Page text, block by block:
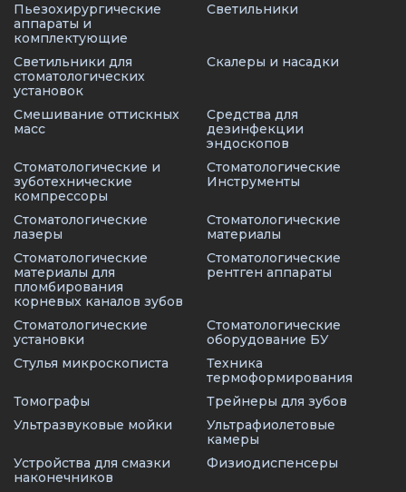
Пьезохирургические
аппараты и
комплектующие
Светильники
Светильники для
стоматологических
установок
Скалеры и насадки
Смешивание оттискных
масс
Средства для
дезинфекции
эндоскопов
Стоматологические и
зуботехнические
компрессоры
Стоматологические
Инструменты
Стоматологические
лазеры
Стоматологические
материалы
Стоматологические
материалы для
пломбирования
корневых каналов зубов
Стоматологические
рентген аппараты
Стоматологические
установки
Стоматологические
оборудование БУ
Стулья микроскописта
Техника
термоформирования
Томографы
Трейнеры для зубов
Ультразвуковые мойки
Ультрафиолетовые
камеры
Устройства для смазки
наконечников
Физиодиспенсеры